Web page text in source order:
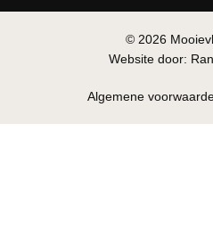
© 2026
Website door:
Algemene